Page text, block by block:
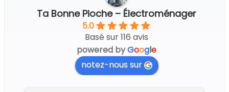
Ta Bonne Pioche – Électroménager
5.0
Basé sur 116 avis
powered byGoogle
notez-nous sur